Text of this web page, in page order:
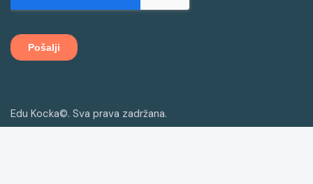
Edu Kocka©. Sva prava zadržana.